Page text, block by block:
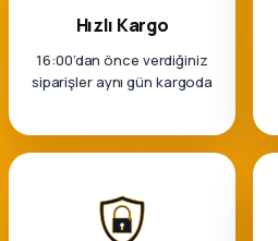
Hızlı Kargo
16:00’dan önce verdiğiniz
siparişler aynı gün kargoda